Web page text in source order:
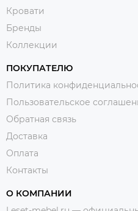
Кровати
Бренды
Коллекции
ПОКУПАТЕЛЮ
Политика
Пользовательское
Обратная связь
Доставка
Оплата
Контакты
О КОМПАНИИ